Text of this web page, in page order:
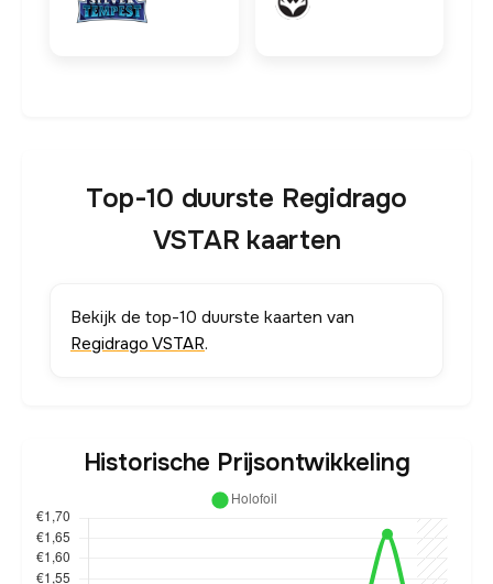
Top-10 duurste Regidrago
VSTAR kaarten
Bekijk de top-10 duurste kaarten van
Regidrago VSTAR.
Historische Prijsontwikkeling